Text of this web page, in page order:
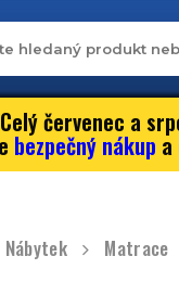
Celý červenec a
bezpečný nákup a
Nábytek Matrace